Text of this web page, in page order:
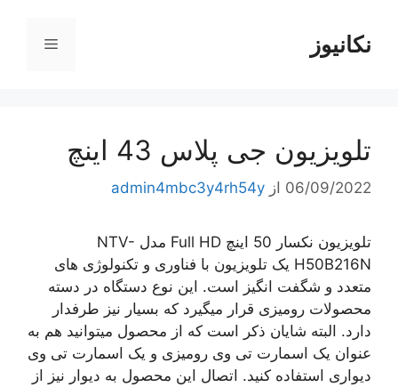
محتوانکانیوز فهرست
تلویزیون جی پلاس 43 اینچ
06/09/2022 از admin4mbc3y4rh54y
تلویزیون نکسار 50 اینچ Full HD مدل NTV-
H50B216N یک تلویزیون با فناوری و تکنولوژی های
متعدد و شگفت انگیز است. این نوع دستگاه در دسته
محصولات رومیزی قرار میگیرد که بسیار نیز طرفدار
دارد. البته شایان ذکر است که از محصول میتوانید هم به
عنوان یک اسمارت تی وی رومیزی و یک اسمارت تی وی
دیواری استفاده کنید. اتصال این محصول به دیوار نیز از